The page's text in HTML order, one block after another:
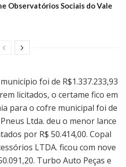
Observatórios Sociais do Vale
foi de R$1.337.233,93
licitados, o certame fico em
para o cofre municipal foi de
Ltda. deu o menor lance
por R$ 50.414,00. Copal
LTDA. ficou com nove
Turbo Auto Peças e